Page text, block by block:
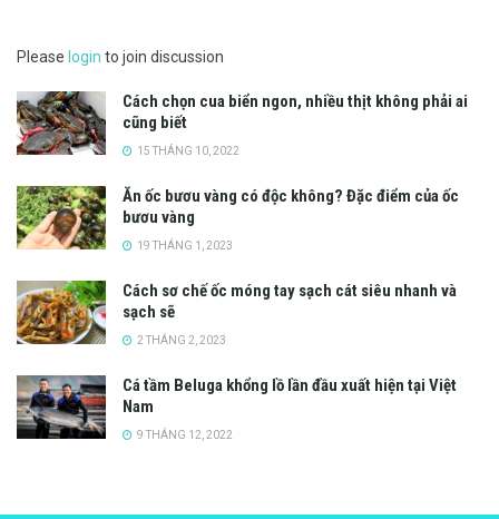
Please login to join discussion
Cách chọn cua biển ngon, nhiều thịt không phải ai
cũng biết
15 THÁNG 10, 2022
Ăn ốc bươu vàng có độc không? Đặc điểm của ốc
bươu vàng
19 THÁNG 1, 2023
Cách sơ chế ốc móng tay sạch cát siêu nhanh và
sạch sẽ
2 THÁNG 2, 2023
Cá tầm Beluga khổng lồ lần đầu xuất hiện tại Việt
Nam
9 THÁNG 12, 2022